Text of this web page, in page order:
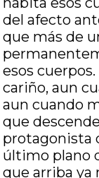
del afecto
que más de
esos
cariño, aun
aun cuando
que
protagonista
último plano
que arriba ya